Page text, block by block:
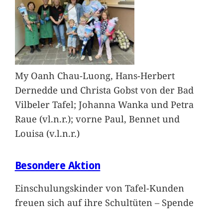
My Oanh Chau-Luong, Hans-Herbert
Dernedde und Christa Gobst von der Bad
Vilbeler Tafel; Johanna Wanka und Petra
Raue (vl.n.r.); vorne Paul, Bennet und
Louisa (v.l.n.r.)
Besondere Aktion
Einschulungskinder von Tafel-Kunden
freuen sich auf ihre Schultüten – Spende